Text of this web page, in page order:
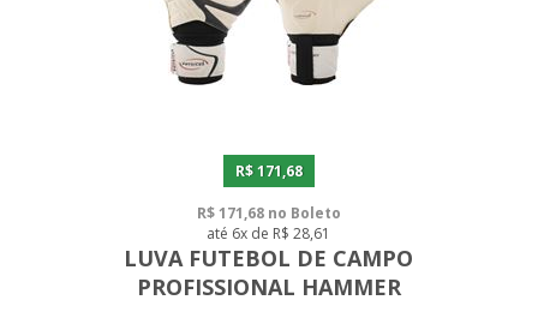
R$ 171,68
R$ 171,68 no Boleto
até 6x de R$ 28,61
LUVA FUTEBOL DE CAMPO
PROFISSIONAL HAMMER